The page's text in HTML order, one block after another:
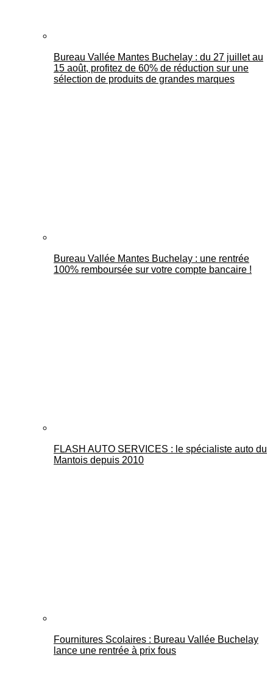
Bureau Vallée Mantes Buchelay : du 27 juillet au
15 août, profitez de 60% de réduction sur une
sélection de produits de grandes marques
Bureau Vallée Mantes Buchelay : une rentrée
100% remboursée sur votre compte bancaire !
FLASH AUTO SERVICES : le spécialiste auto du
Mantois depuis 2010
Fournitures Scolaires : Bureau Vallée Buchelay
lance une rentrée à prix fous